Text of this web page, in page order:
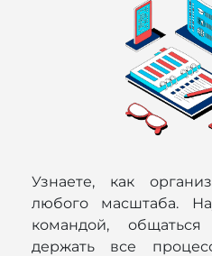
Узнаете, как
любого масштаба.
командой,
держать все